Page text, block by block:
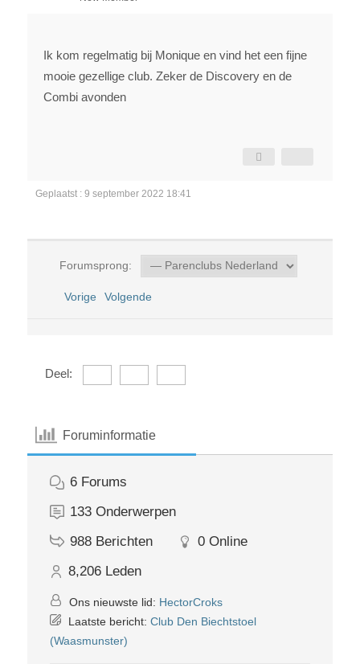
Ik kom regelmatig bij Monique en vind het een fijne
mooie gezellige club. Zeker de Discovery en de
Combi avonden
Geplaatst : 9 september 2022 18:41
Forumsprong:
Vorige Volgende
Deel:
Foruminformatie
6 Forums
133 Onderwerpen
988 Berichten 0 Online
8,206 Leden
Ons nieuwste lid: HectorCroks
Laatste bericht: Club Den Biechtstoel
(Waasmunster)